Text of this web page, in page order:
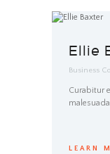
Ellie
Business
Curabitur
LEARN